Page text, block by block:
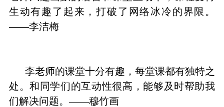
生动有趣了起来，打破了网络冰冷的界限。
——李洁梅
李老师的课堂十分有趣，每堂课都有独特之
处。和同学们的互动性很高，能够及时帮助我
们解决问题。——穆竹画